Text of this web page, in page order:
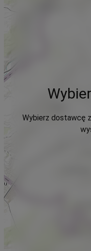
Wybierz dostawcę